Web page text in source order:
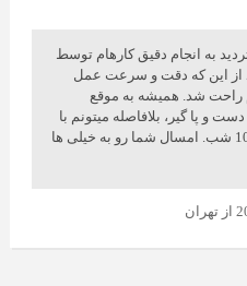
اول با تردید به انجام دقیق کارهام توسط
از این که دقت و سرعت عمل
راحت شد. همیشه به موقع
و پا گیر، بلافاصله میتونم با
مشاورم صحبت کنم. حتی ساعت 10 شب. امسال شما رو به خیلی ها